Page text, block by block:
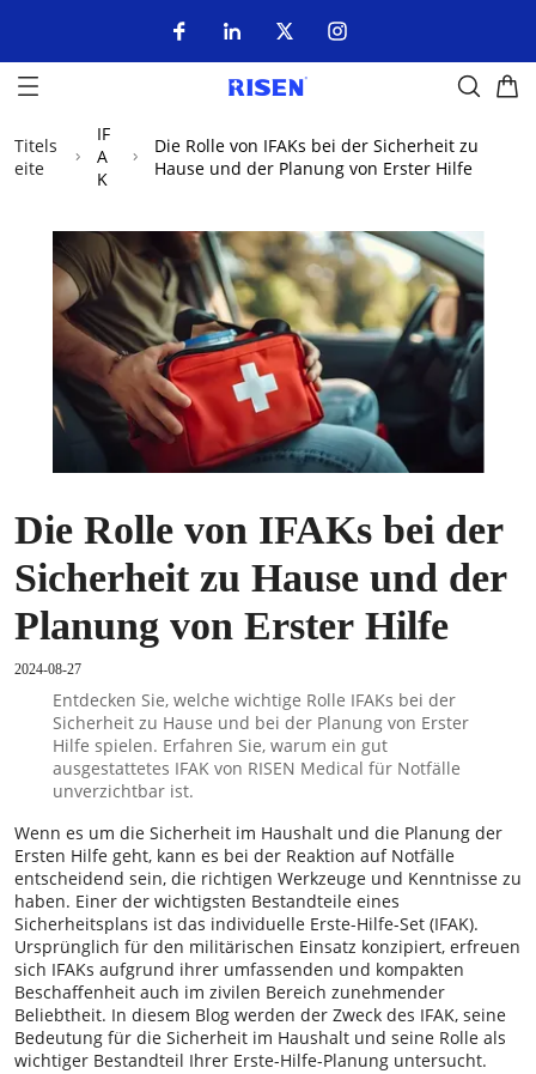
Titels
eite
IF
A
K
Die Rolle von IFAKs bei der Sicherheit zu
Hause und der Planung von Erster Hilfe
Die Rolle von IFAKs bei der
Sicherheit zu Hause und der
Planung von Erster Hilfe
2024-08-27
Entdecken Sie, welche wichtige Rolle IFAKs bei der
Sicherheit zu Hause und bei der Planung von Erster
Hilfe spielen. Erfahren Sie, warum ein gut
ausgestattetes IFAK von RISEN Medical für Notfälle
unverzichtbar ist.
Wenn es um die Sicherheit im Haushalt und die Planung der
Ersten Hilfe geht, kann es bei der Reaktion auf Notfälle
entscheidend sein, die richtigen Werkzeuge und Kenntnisse zu
haben. Einer der wichtigsten Bestandteile eines
Sicherheitsplans ist das individuelle Erste-Hilfe-Set (IFAK).
Ursprünglich für den militärischen Einsatz konzipiert, erfreuen
sich IFAKs aufgrund ihrer umfassenden und kompakten
Beschaffenheit auch im zivilen Bereich zunehmender
Beliebtheit. In diesem Blog werden der Zweck des IFAK, seine
Bedeutung für die Sicherheit im Haushalt und seine Rolle als
wichtiger Bestandteil Ihrer Erste-Hilfe-Planung untersucht.